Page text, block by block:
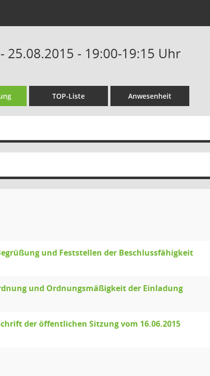
- 19:00-19:15 Uhr
TOP-Liste Anwesenheit
und Feststellen der Beschlussfähigkeit
und Ordnungsmäßigkeit der Einladung
der öffentlichen Sitzung vom 16.06.2015